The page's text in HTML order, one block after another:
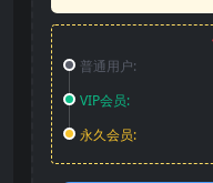
普通用户:
VIP会员:
永久会员: